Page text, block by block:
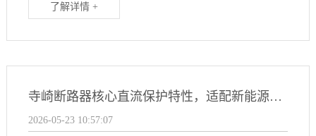
了解详情 +
寺崎断路器核心直流保护特性，适配新能源工况需求
2026-05-23 10:57:07